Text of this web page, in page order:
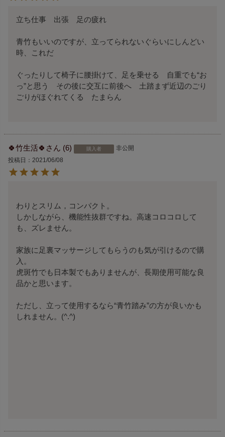
立ち仕事　出張　足の疲れ
青竹もいいのですが、立ってられないぐらいにしんどい
時、これだ
ぐったりして椅子に腰掛けて、足を乗せる　自重でも“お
っ”と思う　その後に交互に前後へ　土踏まず近辺のごり
ごりがほぐれてくる　たまらん
🍀竹生活🍀 6 購入者
非公開
投稿日
2021/06/08
わりとスリム，コンパクト。
しかしながら、機能性抜群ですね。高速コロコロして
も、ズレません。
家族に足裏マッサージしてもらうのも気が引けるので購
入。
虎斑竹でも日本製でもありませんが、長期使用可能な良
品かと思います。
ただし、立って使用するなら“青竹踏み”の方が良いかも
しれません。(^.^)